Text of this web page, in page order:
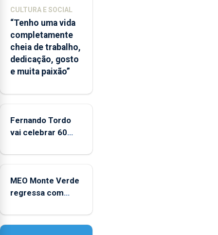
ilha
das
Flores
apresenta
um
“decréscimo
da
entre
2022
2025
CULTURA E SOCIAL
“Tenho uma vida
completamente
cheia de trabalho,
dedicação, gosto
e muita paixão”
Fernando Tordo
vai celebrar 60
no Coliseu
MEO Monte Verde
regressa com
acessibilidade